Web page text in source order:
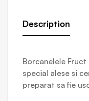
Description
Borcanelele
special alese si
preparat sa fie